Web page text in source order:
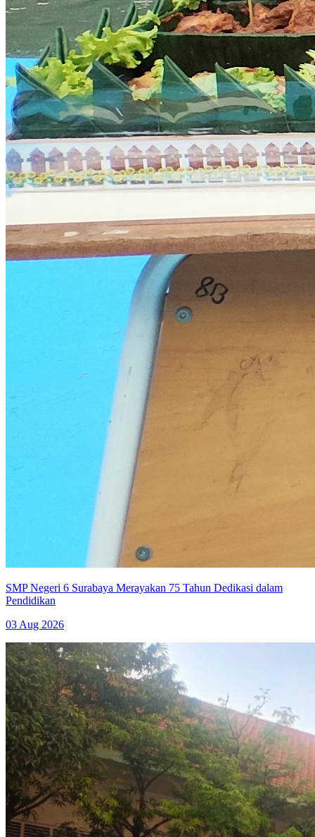
SMP Negeri 6 Surabaya Merayakan 75 Tahun Dedikasi dalam
Pendidikan
03 Aug 2026